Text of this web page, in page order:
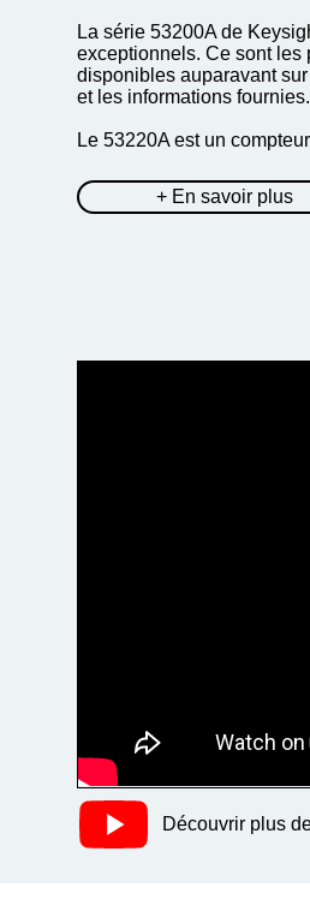
La série 53200A de
exceptionnels. Ce sont les
disponibles auparavant
et les informations fournies.
Le 53220A est un
+ En savoir plus
Découvrir plus